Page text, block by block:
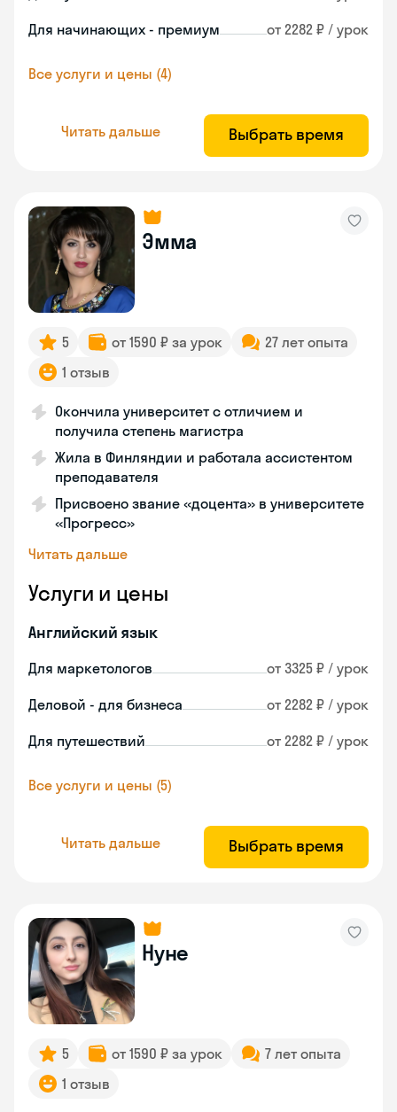
Для начинающих - премиум от 2282 ₽ / урок
Все услуги и цены (4)
Читать дальше Выбрать время
Эмма
5 от 1590 ₽ за урок
27 лет опыта
1 отзыв
Окончила университет с отличием и
получила степень магистра
Жила в Финляндии и работала ассистентом
преподавателя
Присвоено звание «доцента» в университете
«Прогресс»
Читать дальше
Услуги и цены
Английский язык
Для маркетологов от 3325 ₽ / урок
Деловой - для бизнеса от 2282 ₽ / урок
Для путешествий от 2282 ₽ / урок
Все услуги и цены (5)
Читать дальше Выбрать время
Нуне
5 от 1590 ₽ за урок
7 лет опыта
1 отзыв